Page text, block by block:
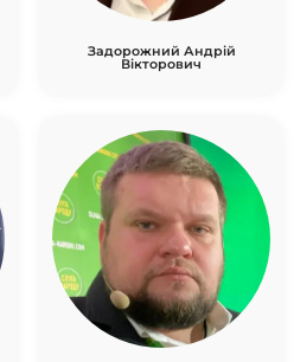
Задорожний Андрій
Вікторович